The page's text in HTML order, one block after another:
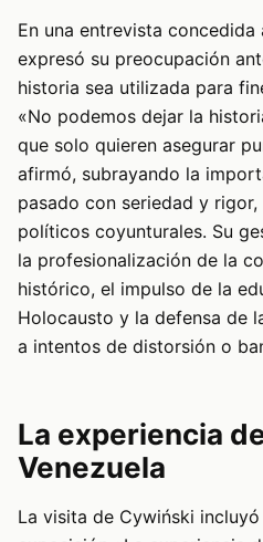
En una entrevista
expresó su preocupación
historia sea utilizada para
«No podemos dejar la
que solo quieren asegurar
afirmó, subrayando la
pasado con seriedad y
políticos coyunturales. Su
la profesionalización de la
histórico, el impulso de la
Holocausto y la defensa de
a intentos de distorsión o
La experiencia
Venezuela
La visita de Cywiński